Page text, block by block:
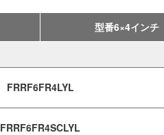
型番6×4インチ
FRRF6FR4LYL
FRRF6FR4SCLYL